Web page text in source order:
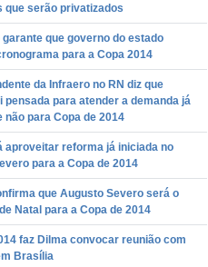
que serão privatizados
que governo do estado
para a Copa 2014
da Infraero no RN diz que
pensada para atender a demanda já
não para Copa de 2014
aproveitar reforma já iniciada no
para a Copa de 2014
que Augusto Severo será o
Natal para a Copa de 2014
faz Dilma convocar reunião com
Brasília